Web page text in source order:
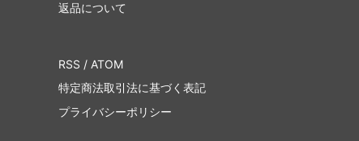
返品について
RSS / ATOM
特定商法取引法に基づく表記
プライバシーポリシー